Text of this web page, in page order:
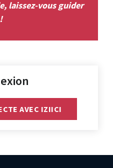
laissez-vous guider
!
AVEC IZIICI